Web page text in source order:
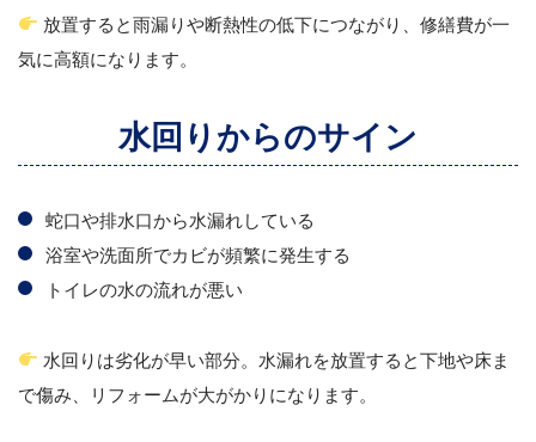
放置すると雨漏りや断熱性の低下につながり、修繕費が一
気に高額になります。
水回りからのサイン
蛇口や排水口から水漏れしている
浴室や洗面所でカビが頻繁に発生する
トイレの水の流れが悪い
水回りは劣化が早い部分。水漏れを放置すると下地や床ま
で傷み、リフォームが大がかりになります。